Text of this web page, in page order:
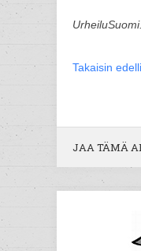
Takaisin
JAA TÄMÄ